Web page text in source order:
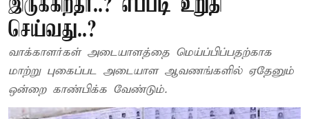
இருக்கிறதா..? எப்படி உறுதி
செய்வது..?
வாக்காளர்கள் அடையாளத்தை மெய்ப்பிப்பதற்காக
மாற்று புகைப்பட அடையாள ஆவணங்களில் ஏதேனும்
ஒன்றை காண்பிக்க வேண்டும்.